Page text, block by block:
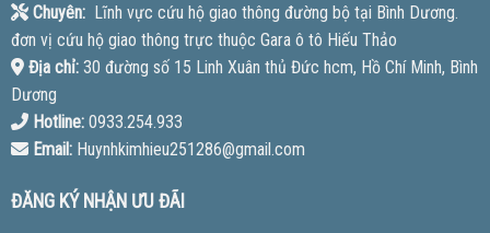
Chuyên:Lĩnh vực cứu hộ giao thông đường bộ tại Bình Dương.
đơn vị cứu hộ giao thông trực thuộc Gara ô tô Hiếu Thảo
Địa chỉ:30 đường số 15 Linh Xuân thủ Đức hcm, Hồ Chí Minh, Bình
Dương
Hotline:0933.254.933
Email:Huynhkimhieu251286@gmail.com
ĐĂNG KÝ NHẬN ƯU ĐÃI